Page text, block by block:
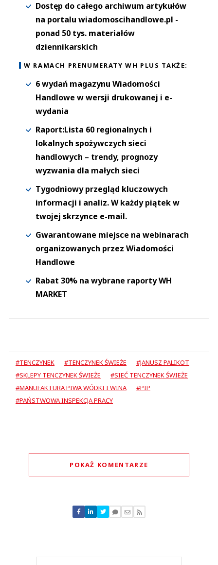
Dostęp do całego archiwum artykułów
na portalu wiadomoscihandlowe.pl -
ponad 50 tys. materiałów
dziennikarskich
W RAMACH PRENUMERATY WH PLUS TAKŻE:
6 wydań magazynu Wiadomości
Handlowe w wersji drukowanej i e-
wydania
Raport:Lista 60 regionalnych i
lokalnych spożywczych sieci
handlowych – trendy, prognozy
wyzwania dla małych sieci
Tygodniowy przegląd kluczowych
informacji i analiz. W każdy piątek w
twojej skrzynce e-mail.
Gwarantowane miejsce na webinarach
organizowanych przez Wiadomości
Handlowe
Rabat 30% na wybrane raporty WH
MARKET
#TENCZYNEK #TENCZYNEK ŚWIEŻE
#JANUSZ PALIKOT
#SKLEPY TENCZYNEK ŚWIEŻE
#SIEĆ TENCZYNEK ŚWIEŻE
#MANUFAKTURA PIWA WÓDKI I WINA
#PIP
#PAŃSTWOWA INSPEKCJA PRACY
POKAŻ KOMENTARZE